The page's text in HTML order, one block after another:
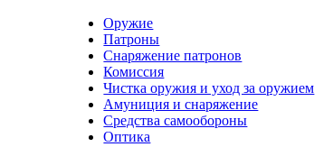
Оружие
Патроны
Снаряжение патронов
Комиссия
Чистка оружия и уход за оружием
Амуниция и снаряжение
Средства самообороны
Оптика